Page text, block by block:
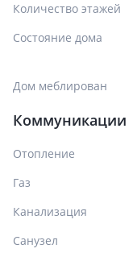
Количество этажей
Состояние дома
Дом меблирован
Коммуникации
Отопление
Газ
Канализация
Санузел